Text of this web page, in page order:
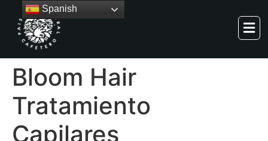
Bloom Hair
Tratamiento
Capilares
Spanish